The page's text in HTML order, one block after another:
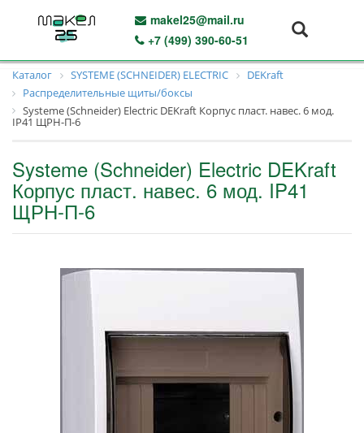
makel25@mail.ru
+7 (499) 390-60-51
Каталог SYSTEME (SCHNEIDER) ELECTRIC
DEKraft
Распределительные щиты/боксы
Systeme (Schneider) Electric DEKraft Корпус пласт. навес. 6 мод.
IP41 ЩРН-П-6
Systeme (Schneider) Electric DEKraft
Корпус пласт. навес. 6 мод. IP41
ЩРН-П-6